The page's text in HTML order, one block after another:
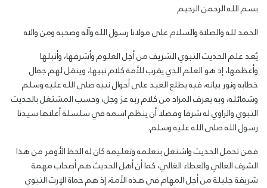
بسم الله الرحمن الرحيم
الحمد لله والصلاة والسلام على مولانا رسول الله وآله وصحبه ومن والاه
يُعد علم الحديث النبوي الشريف من أجل العلوم وأشرفها، وأنبلها
وأعظمها، إذ هو العلم الذي يقرب للأمة كلام نبيها، وينقل لهم جمال
خطابه ونور بيانه، فبه يطلع العبد على أحوال نبيه صلى الله عليه وسلم
وشمائله، وبه يعرف المراد من كلام ربه عز وجل، وحسب المشتغل بالحديث
النبوي والراوي له شرفا وفضلا أن ينظم اسمه في سلسلة أعلاها سيدنا
رسول الله صلى الله عليه وسلم.
فمن تحمل الحديث واشتغل بتعلمه وتعليمه كان له الحظ الأوفر من هذا
الشرف العالي والعطاء الغالي، كما أن أهل الحديث هم أصحاب مهمة
شريفة جليلة من أجل المهام في هذه الأمة، إذ هم حماة الإرث النبوي